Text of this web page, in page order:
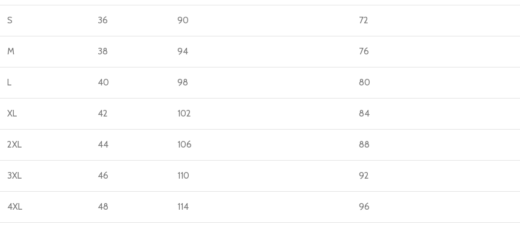
S 36 90 72
M 38 94 76
L 40 98 80
XL 42 102 84
2XL 44 106 88
3XL 46 110 92
4XL 48 114 96